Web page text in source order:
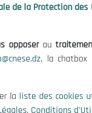
Suivez-
Économique,
de la Protection des
opposerau
, la
la liste des cookies
, Conditions